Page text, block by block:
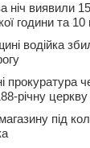
ніч виявили
години та 10
водійка
прокуратура
річну церкву
під